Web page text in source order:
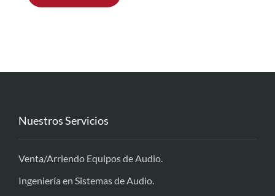
Nuestros Servicios
Venta/Arriendo Equipos de Audio.
Ingeniería en Sistemas de Audio.